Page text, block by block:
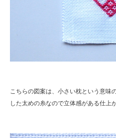
こちらの図案は、小さい枕という意味
した太めの糸なので立体感がある仕上